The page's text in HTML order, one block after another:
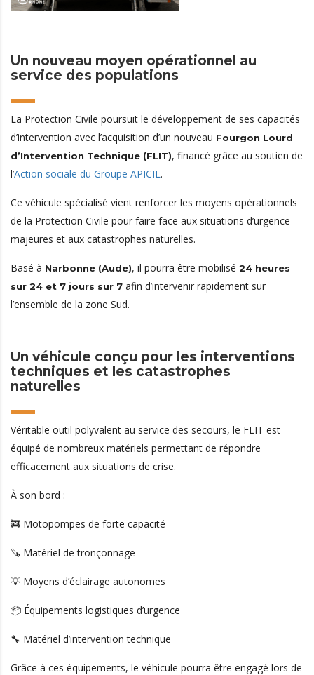
Un nouveau moyen opérationnel au
service des populations
La Protection Civile poursuit le développement de ses capacités
d’intervention avec l’acquisition d’un nouveau Fourgon Lourd
d’Intervention Technique (FLIT), financé grâce au soutien de
l’Action sociale du Groupe APICIL.
Ce véhicule spécialisé vient renforcer les moyens opérationnels
de la Protection Civile pour faire face aux situations d’urgence
majeures et aux catastrophes naturelles.
Basé à Narbonne (Aude), il pourra être mobilisé 24 heures
sur 24 et 7 jours sur 7 afin d’intervenir rapidement sur
l’ensemble de la zone Sud.
Un véhicule conçu pour les interventions
techniques et les catastrophes
naturelles
Véritable outil polyvalent au service des secours, le FLIT est
équipé de nombreux matériels permettant de répondre
efficacement aux situations de crise.
À son bord :
🚒 Motopompes de forte capacité
🪚 Matériel de tronçonnage
💡 Moyens d’éclairage autonomes
📦 Équipements logistiques d’urgence
🔧 Matériel d’intervention technique
Grâce à ces équipements, le véhicule pourra être engagé lors de